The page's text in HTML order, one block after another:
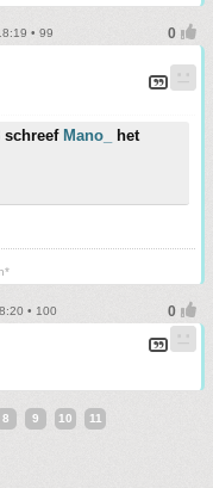
• 99
schreef Mano_
het
• 100
8 9 10 11